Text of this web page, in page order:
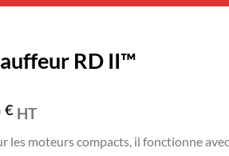
RD II™
€ HT
les moteurs compacts, il fonctionne